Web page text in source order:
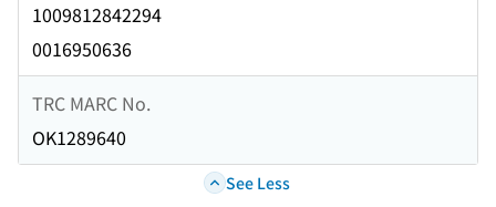
1009812842294
0016950636
TRC MARC No.
OK1289640
See Less